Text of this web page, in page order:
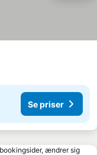
Se priser
ændrer sig